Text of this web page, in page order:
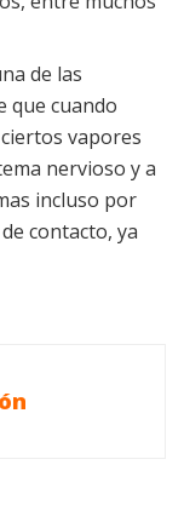
de las
que cuando
vapores
nervioso y a
incluso por
contacto, ya